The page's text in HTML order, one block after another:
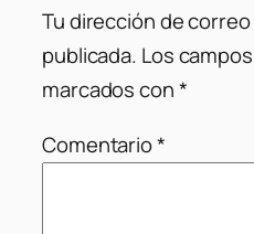
Tu dirección de
publicada. Los
marcados con*
Comentario*